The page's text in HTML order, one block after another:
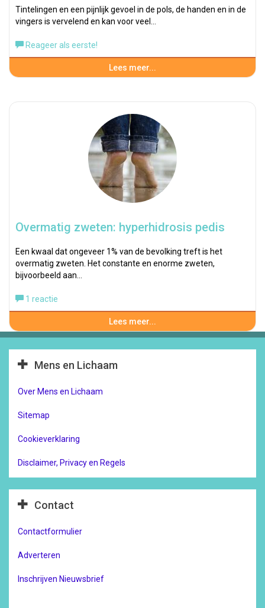
Tintelingen en een pijnlijk gevoel in de pols, de handen en in de
vingers is vervelend en kan voor veel…
Reageer als eerste!
Lees meer...
Overmatig zweten: hyperhidrosis pedis
Een kwaal dat ongeveer 1% van de bevolking treft is het
overmatig zweten. Het constante en enorme zweten,
bijvoorbeeld aan…
1 reactie
Lees meer...
Mens en Lichaam
Over Mens en Lichaam
Sitemap
Cookieverklaring
Disclaimer, Privacy en Regels
Contact
Contactformulier
Adverteren
Inschrijven Nieuwsbrief